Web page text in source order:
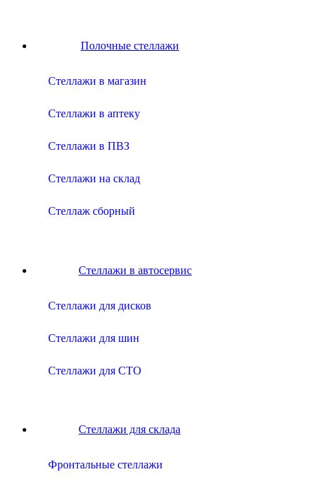
Полочные стеллажи
Cтеллажи в магазин
Cтеллажи в аптеку
Cтеллажи в ПВЗ
Cтеллажи на склад
Стеллаж сборный
Стеллажи в автосервис
Cтеллажи для дисков
Cтеллажи для шин
Cтеллажи для СТО
Стеллажи для склада
Фронтальные стеллажи